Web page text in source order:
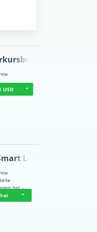
USD
Lea…
hat - …